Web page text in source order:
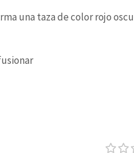
una taza de color rojo